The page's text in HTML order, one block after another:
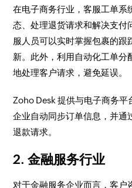
在电子商务行业，客服工单系
态、处理退货请求和解决支付
服人员可以实时掌握包裹的跟
新。此外，利用自动化工单分
地处理客户请求，避免延误。
Zoho Desk 提供与电子商务
企业自动同步订单信息，并通
退款请求。
2. 金融服务行业
对于金融服务企业而言，客户